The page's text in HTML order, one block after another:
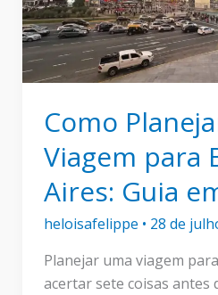
Como
Viagem para
Aires: Guia
heloisafelippe • 28 de
Planejar uma viagem
acertar sete coisas antes